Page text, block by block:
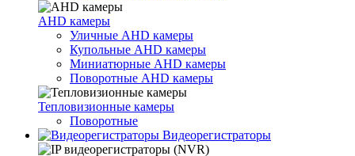
AHD камеры
Уличные AHD камеры
Купольные AHD камеры
Миниатюрные AHD камеры
Поворотные AHD камеры
Тепловизионные камеры
Поворотные
Видеорегистраторы